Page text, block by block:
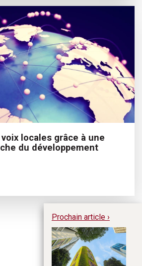
locales grâce à une
du développement
Prochain article ›